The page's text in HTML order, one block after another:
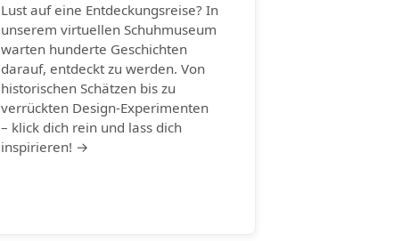
Lust auf eine Entdeckungsreise? In
unserem virtuellen Schuhmuseum
warten hunderte Geschichten
darauf, entdeckt zu werden. Von
historischen Schätzen bis zu
verrückten Design-Experimenten
– klick dich rein und lass dich
inspirieren! →